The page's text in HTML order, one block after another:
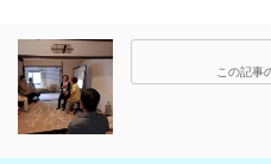
この記事